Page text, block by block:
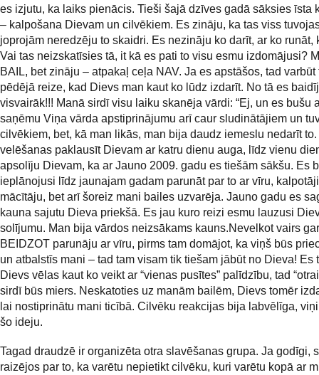
es izjutu, ka laiks pienācis. Tieši šajā dzīves gadā sāksies īsta
– kalpošana Dievam un cilvēkiem. Es zināju, ka tas viss
joprojām neredzēju to skaidri. Es nezināju ko darīt, ar ko
Vai tas neizskatīsies tā, it kā es pati to visu esmu izdomājusi?
BAIL, bet zināju – atpakaļ ceļa NAV. Ja es apstāšos, tad varbūt
pēdējā reize, kad Dievs man kaut ko lūdz izdarīt. No tā es
visvairāk!!! Manā sirdī visu laiku skanēja vārdi: “Ej, un es bušu
saņēmu Viņa vārda apstiprinājumu arī caur sludinātājiem un
cilvēkiem, bet, kā man likās, man bija daudz iemeslu nedarīt to.
velēšanas paklausīt Dievam ar katru dienu auga, līdz vienu
apsolīju Dievam, ka ar Jauno 2009. gadu es tiešām sākšu. Es
ieplānojusi līdz jaunajam gadam parunāt par to ar vīru,
mācītāju, bet arī šoreiz mani bailes uzvarēja. Jauno gadu es
kauna sajutu Dieva priekšā. Es jau kuro reizi esmu lauzusi
solījumu. Man bija vārdos neizsākams kauns.Nevelkot vairs
BEIDZOT parunāju ar vīru, pirms tam domājot, ka viņš būs
un atbalstīs mani – tad tam visam tik tiešam jābūt no Dieva! Es
Dievs vēlas kaut ko veikt ar “vienas pusītes” palīdzību, tad
sirdī būs miers. Neskatoties uz manām bailēm, Dievs tomēr
lai nostiprinātu mani ticībā. Cilvēku reakcijas bija labvēlīga,
šo ideju.
Tagad draudzē ir organizēta otra slavēšanas grupa. Ja godīgi,
raizējos par to, ka varētu nepietikt cilvēku, kuri varētu kopā ar